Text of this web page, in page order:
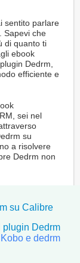
sentito parlare
Sapevi che
di quanto ti
ebook
Dedrm,
efficiente e
sei nel
su
a risolvere
Dedrm non
su Calibre
plugin Dedrm
e dedrm